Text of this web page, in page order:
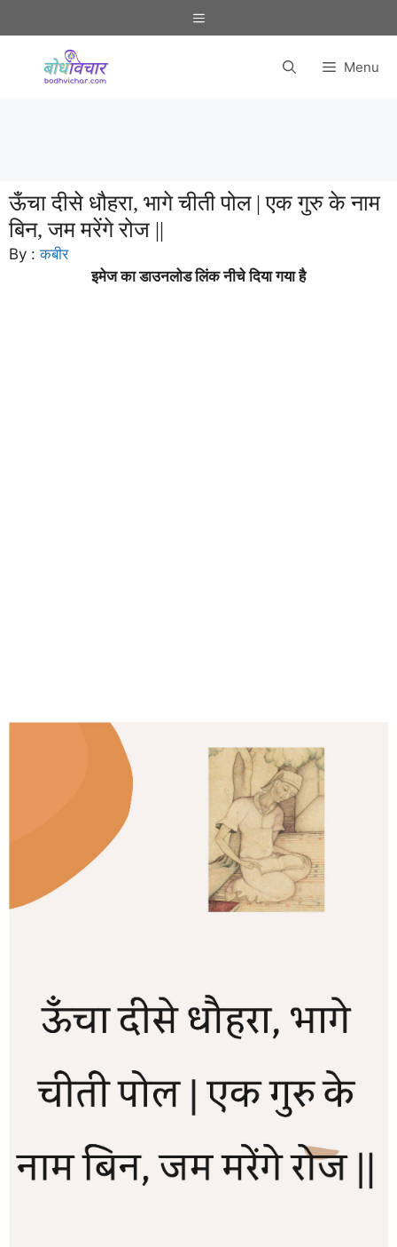
to
Menu
Menu
ऊँचा दीसे धौहरा, भागे चीती पोल | एक गुरु के नाम
बिन, जम मरेंगे रोज ||
By :कबीर
इमेज का डाउनलोड लिंक नीचे दिया गया है